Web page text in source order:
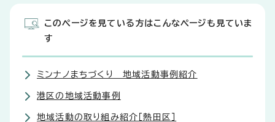
このページを見ている方はこんなページも見ていま
す
ミンナノまちづくり 地域活動事例紹介
港区の地域活動事例
地域活動の取り組み紹介［熱田区］